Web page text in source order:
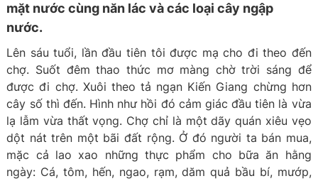
mặt nước cùng năn lác và các loại cây ngập
nước.
Lên sáu tuổi, lần đầu tiên tôi được mạ cho đi theo đến
chợ. Suốt đêm thao thức mơ màng chờ trời sáng để
được đi chợ. Xuôi theo tả ngạn Kiến Giang chừng hơn
cây số thì đến. Hình như hồi đó cảm giác đầu tiên là vừa
lạ lẫm vừa thất vọng. Chợ chỉ là một dãy quán xiêu vẹo
dột nát trên một bãi đất rộng. Ở đó người ta bán mua,
mặc cả lao xao những thực phẩm cho bữa ăn hằng
ngày: Cá, tôm, hến, ngao, rạm, dăm quả bầu bí, mướp,